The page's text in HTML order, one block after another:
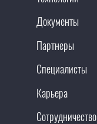
Документы
Партнеры
Специалисты
Карьера
Сотрудничество